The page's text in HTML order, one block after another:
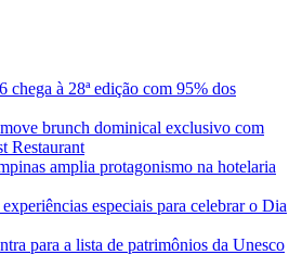
chega à 28ª edição com 95% dos
brunch dominical exclusivo com
Restaurant
amplia protagonismo na hotelaria
especiais para celebrar o Dia
para a lista de patrimônios da Unesco